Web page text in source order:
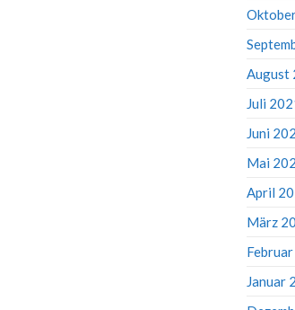
August
Juli
Juni
Mai
April
März
Januar